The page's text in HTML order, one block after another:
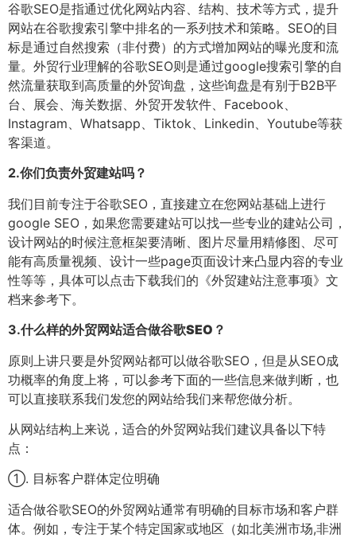
谷歌SEO是指通过优化网站内容、结构、技术等方式，提升
网站在谷歌搜索引擎中排名的一系列技术和策略。SEO的目
标是通过自然搜索（非付费）的方式增加网站的曝光度和流
量。外贸行业理解的谷歌SEO则是通过google搜索引擎的自
然流量获取到高质量的外贸询盘，这些询盘是有别于B2B平
台、展会、海关数据、外贸开发软件、Facebook、
Instagram、Whatsapp、Tiktok、Linkedin、Youtube等获
客渠道。
2.你们负责外贸建站吗？
我们目前专注于谷歌SEO，直接建立在您网站基础上进行
google SEO，如果您需要建站可以找一些专业的建站公司，
设计网站的时候注意框架要清晰、图片尽量用精修图、尽可
能有高质量视频、设计一些page页面设计来凸显内容的专业
性等等，具体可以点击下载我们的《外贸建站注意事项》文
档来参考下。
3.什么样的外贸网站适合做谷歌SEO？
原则上讲只要是外贸网站都可以做谷歌SEO，但是从SEO成
功概率的角度上将，可以参考下面的一些信息来做判断，也
可以直接联系我们发您的网站给我们来帮您做分析。
从网站结构上来说，适合的外贸网站我们建议具备以下特
点：
①. 目标客户群体定位明确
适合做谷歌SEO的外贸网站通常有明确的目标市场和客户群
体。例如，专注于某个特定国家或地区（如北美洲市场,非洲